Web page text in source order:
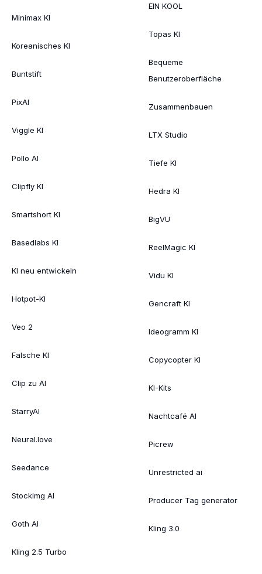
Minimax KI
Koreanisches KI
Buntstift
PixAI
Viggle KI
Pollo AI
Clipfly KI
Smartshort KI
Basedlabs KI
KI neu entwickeln
Hotpot-KI
Veo 2
Falsche KI
Clip zu AI
StarryAI
Neural.love
Seedance
Stockimg AI
Goth AI
Kling 2.5 Turbo
EIN KOOL
Topas KI
Bequeme
Benutzeroberfläche
Zusammenbauen
LTX Studio
Tiefe KI
Hedra KI
BigVU
ReelMagic KI
Vidu KI
Gencraft KI
Ideogramm KI
Copycopter KI
KI-Kits
Nachtcafé AI
Picrew
Unrestricted ai
Producer Tag generator
Kling 3.0